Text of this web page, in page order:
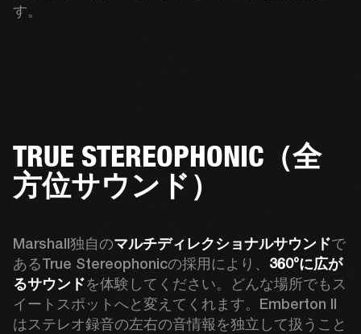
す。
TRUE STEREOPHONIC（全
方位サウンド）
Marshall独自のマルチディレクショナルサウンドで
あるTrue Stereophonicの採用により、 360°に広が
るサウンドを体験してください。どんな場所でもス
イートスポットへと変えてくれます。Emberton II
はステレオ録音の左右の音情報を独立して扱うこと